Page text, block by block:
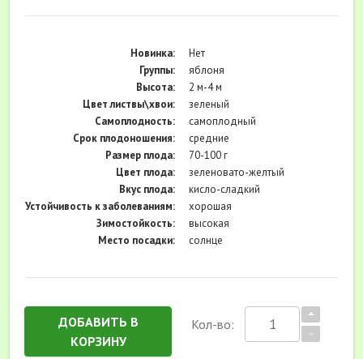
Новинка:
Нет
Группы:
яблоня
Высота:
2 м-4 м
Цвет листвы\хвои:
зеленый
Самоплодность:
самоплодный
Cрок плодоношения:
средние
Размер плода:
70-100 г
Цвет плода:
зеленовато-желтый
Вкус плода:
кисло-сладкий
Устойчивость к заболеваниям:
хорошая
Зимостойкость:
высокая
Место посадки:
солнце
ДОБАВИТЬ В
КОРЗИНУ
Кол-во: